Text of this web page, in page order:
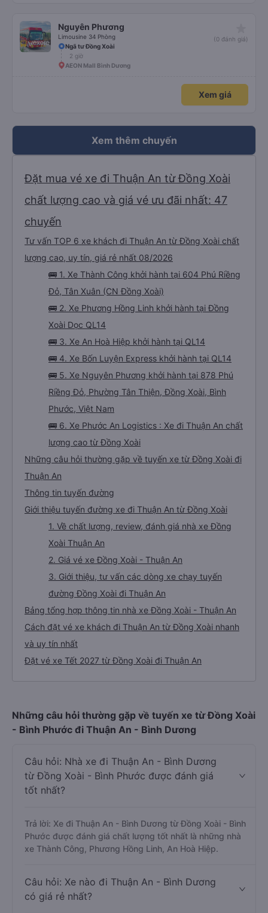
Nguyên Phương
Limousine 34 Phòng
(0 đánh giá)
Ngã tư Đồng Xoài
2 giờ
AEON Mall Bình Dương
Xem giá
Xem thêm chuyến
Đặt mua vé xe đi Thuận An từ Đồng Xoài
chất lượng cao và giá vé ưu đãi nhất: 47
chuyến
Tư vấn TOP 6 xe khách đi Thuận An từ Đồng Xoài chất
lượng cao, uy tín, giá rẻ nhất 08/2026
🚌 1. Xe Thành Công khởi hành tại 604 Phú Riềng
Đỏ, Tân Xuân (CN Đồng Xoài)
🚌 2. Xe Phương Hồng Linh khởi hành tại Đồng
Xoài Dọc QL14
🚌 3. Xe An Hoà Hiệp khởi hành tại QL14
🚌 4. Xe Bốn Luyện Express khởi hành tại QL14
🚌 5. Xe Nguyên Phương khởi hành tại 878 Phú
Riềng Đỏ, Phường Tân Thiện, Đồng Xoài, Bình
Phước, Việt Nam
🚌 6. Xe Phước An Logistics : Xe đi Thuận An chất
lượng cao từ Đồng Xoài
Những câu hỏi thường gặp về tuyến xe từ Đồng Xoài đi
Thuận An
Thông tin tuyến đường
Giới thiệu tuyến đường xe đi Thuận An từ Đồng Xoài
1. Về chất lượng, review, đánh giá nhà xe Đồng
Xoài Thuận An
2. Giá vé xe Đồng Xoài - Thuận An
3. Giới thiệu, tư vấn các dòng xe chạy tuyến
đường Đồng Xoài đi Thuận An
Bảng tổng hợp thông tin nhà xe Đồng Xoài - Thuận An
Cách đặt vé xe khách đi Thuận An từ Đồng Xoài nhanh
và uy tín nhất
Đặt vé xe Tết 2027 từ Đồng Xoài đi Thuận An
Những câu hỏi thường gặp về tuyến xe từ Đồng Xoài
- Bình Phước đi Thuận An - Bình Dương
Câu hỏi: Nhà xe đi Thuận An - Bình Dương
từ Đồng Xoài - Bình Phước được đánh giá
tốt nhất?
Trả lời: Xe đi Thuận An - Bình Dương từ Đồng Xoài - Bình
Phước được đánh giá chất lượng tốt nhất là những nhà
xe Thành Công, Phương Hồng Linh, An Hoà Hiệp.
Câu hỏi: Xe nào đi Thuận An - Bình Dương
có giá rẻ nhất?